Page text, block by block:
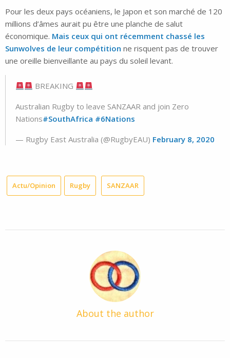
Pour les deux pays océaniens, le Japon et son marché de 120
millions d’âmes aurait pu être une planche de salut
économique. Mais ceux qui ont récemment chassé les
Sunwolves de leur compétition ne risquent pas de trouver
une oreille bienveillante au pays du soleil levant.
BREAKING
Australian Rugby to leave SANZAAR and join Zero
Nations#SouthAfrica #6Nations
— Rugby East Australia (@RugbyEAU) February 8, 2020
Actu/Opinion Rugby SANZAAR
About the author